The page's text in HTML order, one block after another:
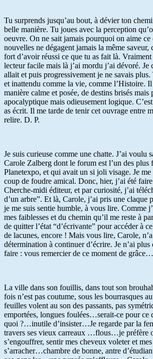
Tu surprends jusqu’au bout, à dévier ton
belle manière. Tu joues avec la perception
oeuvre. On ne sait jamais pourquoi on aime ce
nouvelles ne dégagent jamais la même saveur,
fort d’avoir réussi ce que tu as fait là.
lecteur facile mais là j’ai mordu j’ai dévoré.
allait et puis progressivement je ne savais
et inattendu comme la vie, comme l’Histoire.
manière calme et posée, de destins brisés mais
apocalyptique mais odieusement logique.
as écrit. Il me tarde de tenir cet ouvrage entre
relire. D. P.
Je suis curieuse comme une chatte. J’ai voulu
Carole Zalberg dont le forum est l’un des plus
Planetexpo, et qui avait un si joli visage. Je me
coup de foudre amical. Donc, hier, j’ai été
Cherche-midi éditeur, et par curiosité, j’ai
d’un arbre”. Et là, Carole, j’ai pris une claque
je me suis sentie humble, à vous lire. Comme
mes faiblesses et du chemin qu’il me reste à
de quitter l’état “d’écrivante” pour accéder à
de lacunes, encore ! Mais vous lire, Carole,
détermination à continuer d’écrire. Je n’ai plus
faire : vous remercier de ce moment de
La ville dans son fouillis, dans tout son
fois n’est pas coutume, sous les bourrasques
feuilles volent au son des passants, pas
emportées, longues foulées…serait-ce pour ce
quoi ?…inutile d’insister…Je regarde par la
travers ses vieux carreaux …flous…je préfère
s’engouffrer, sentir mes cheveux voleter et
s’arracher…chambre de bonne, antre